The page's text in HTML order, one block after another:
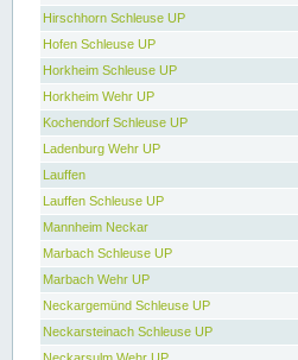
Hirschhorn Schleuse UP
Hofen Schleuse UP
Horkheim Schleuse UP
Horkheim Wehr UP
Kochendorf Schleuse UP
Ladenburg Wehr UP
Lauffen
Lauffen Schleuse UP
Mannheim Neckar
Marbach Schleuse UP
Marbach Wehr UP
Neckargemünd Schleuse UP
Neckarsteinach Schleuse UP